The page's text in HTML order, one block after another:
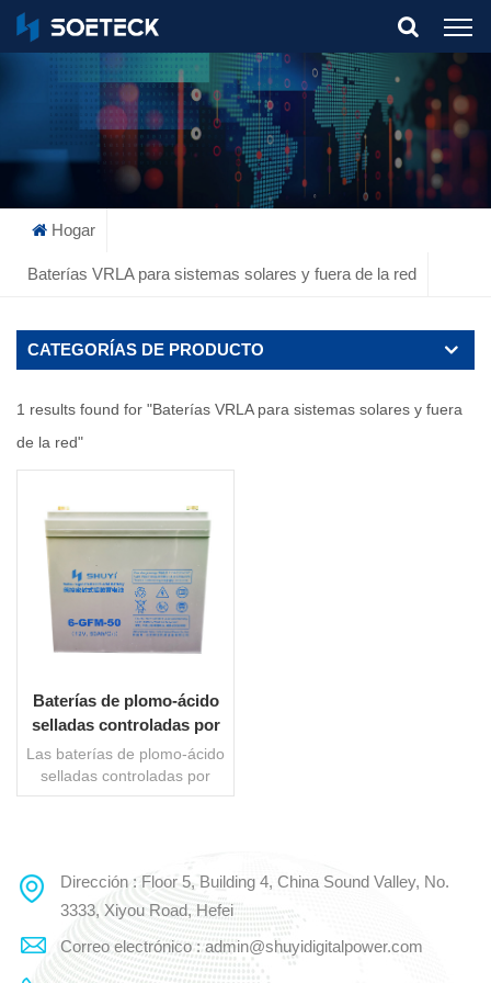
What Are You Looking For?
Hogar
Baterías VRLA para sistemas solares y fuera de la red
CATEGORÍAS DE PRODUCTO
1 results found for "Baterías VRLA para sistemas solares y fuera
de la red"
Baterías de plomo-ácido
selladas controladas por
válvula de larga duración
Las baterías de plomo-ácido
selladas controladas por
válvula de larga duración
energía y rendimiento
duraderos. Las baterías
VRLA no requieren
mantenimiento, lo que
significa que no requieren
LEE MAS
Dirección : Floor 5, Building 4, China Sound Valley, No.
3333, Xiyou Road, Hefei
Correo electrónico : admin@shuyidigitalpower.com